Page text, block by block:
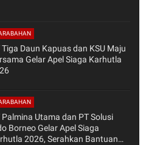
Tiga Daun Kapuas dan KSU Maju
Gelar Apel Siaga Karhutla
Palmina Utama dan PT Solusi
Borneo Gelar Apel Siaga
2026, Serahkan Bantuan